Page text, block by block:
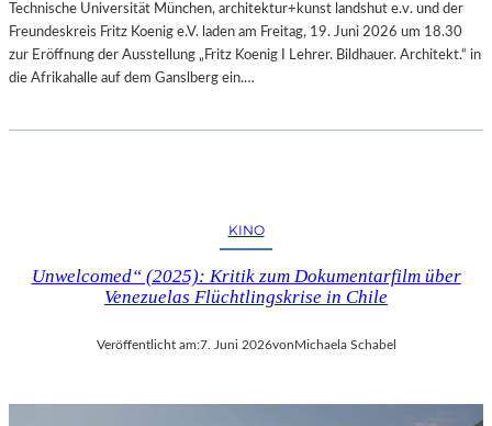
Technische Universität München, architektur+kunst landshut e.v. und der
Freundeskreis Fritz Koenig e.V. laden am Freitag, 19. Juni 2026 um 18.30
zur Eröffnung der Ausstellung „Fritz Koenig Ι Lehrer. Bildhauer. Architekt.“ in
die Afrikahalle auf dem Ganslberg ein.…
KINO
Unwelcomed“ (2025): Kritik zum Dokumentarfilm über
Venezuelas Flüchtlingskrise in Chile
Veröffentlicht am:7. Juni 2026vonMichaela Schabel